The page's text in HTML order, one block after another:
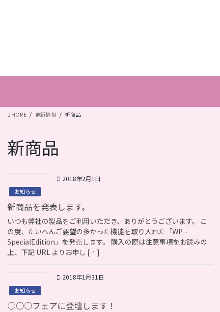
動
に
HOME 更新情報 新商品
新商品
2018年2月1日
お知らせ
新商品を発表します。
いつも弊社の製品をご利用いただき、ありがとうございます。 こ
の度、たいへんご要望の多かった機能を取り入れた「WP –
SpecialEdition」を発売します。 購入の際は注意事項をお読みの
上、下記 URL よりお申し […]
2018年1月31日
お知らせ
○○○フェアに登壇します！